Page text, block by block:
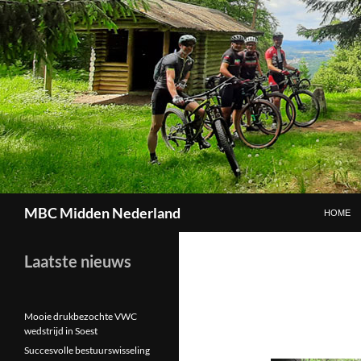
MBC Midden Nederland HOME
Laatste nieuws
Mooie drukbezochte VWC
wedstrijd in Soest
Succesvolle bestuurswisseling